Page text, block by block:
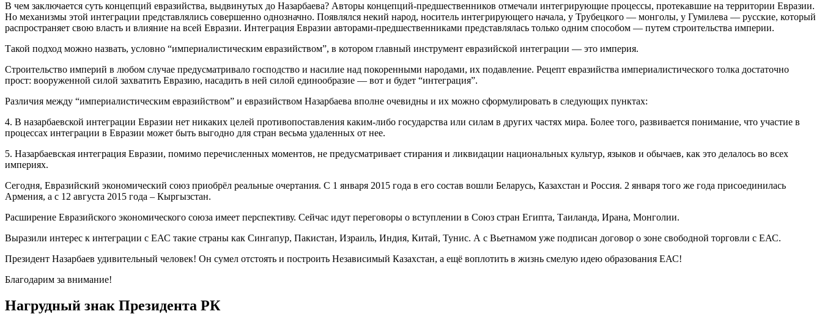
В чем заключается суть концепций евразийства, выдвинутых до Назарбаева? Авторы концепций-предшественников отмечали интегрирующие процессы, протекавшие на территории Евразии.
Но механизмы этой интеграции представлялись совершенно однозначно. Появлялся некий народ, носитель интегрирующего начала, у Трубецкого — монголы, у Гумилева — русские, который
распространяет свою власть и влияние на всей Евразии. Интеграция Евразии авторами-предшественниками представлялась только одним способом — путем строительства империи.
Такой подход можно назвать, условно “империалистическим евразийством”, в котором главный инструмент евразийской интеграции — это империя.
Строительство империй в любом случае предусматривало господство и насилие над покоренными народами, их подавление. Рецепт евразийства империалистического толка достаточно
прост: вооруженной силой захватить Евразию, насадить в ней силой единообразие — вот и будет “интеграция”.
Различия между “империалистическим евразийством” и евразийством Назарбаева вполне очевидны и их можно сформулировать в следующих пунктах:
4. В назарбаевской интеграции Евразии нет никаких целей противопоставления каким-либо государства или силам в других частях мира. Более того, развивается понимание, что участие в
процессах интеграции в Евразии может быть выгодно для стран весьма удаленных от нее.
5. Назарбаевская интеграция Евразии, помимо перечисленных моментов, не предусматривает стирания и ликвидации национальных культур, языков и обычаев, как это делалось во всех
империях.
Сегодня, Евразийский экономический союз приобрёл реальные очертания. С 1 января 2015 года в его состав вошли Беларусь, Казахстан и Россия. 2 января того же года присоединилась
Армения, а с 12 августа 2015 года – Кыргызстан.
Расширение Евразийского экономического союза имеет перспективу. Сейчас идут переговоры о вступлении в Союз стран Египта, Таиланда, Ирана, Монголии.
Выразили интерес к интеграции с ЕАС такие страны как Сингапур, Пакистан, Израиль, Индия, Китай, Тунис. А с Вьетнамом уже подписан договор о зоне свободной торговли с ЕАС.
Президент Назарбаев удивительный человек! Он сумел отстоять и построить Независимый Казахстан, а ещё воплотить в жизнь смелую идею образования ЕАС!
Благодарим за внимание!
Нагрудный знак Президента РК